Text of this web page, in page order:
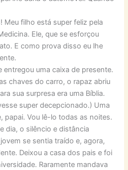
Meu filho está super feliz pela
Ele, que se esforçou
E como prova disso eu lhe
entregou uma caixa de presente.
chaves do carro, o rapaz abriu
sua surpresa era uma Bíblia.
super decepcionado.) Uma
papai. Vou lê-lo todas as noites.
dia, o silêncio e distância
se sentia traído e, agora,
Deixou a casa dos pais e foi
Raramente mandava